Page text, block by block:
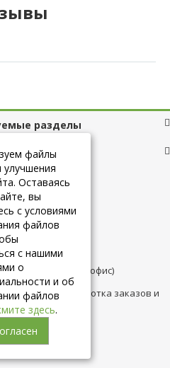
разделы
ссылки
084-10-60
,ул.Плещеева д.12 (офис)
до 21:00 (обработка заказов и
файлы
улучшения
Оставаясь
вы
с условиями
файлов
с нашими
о
и об
файлов
здесь.